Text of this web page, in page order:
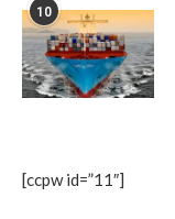
[ccpw id=”11″]
10